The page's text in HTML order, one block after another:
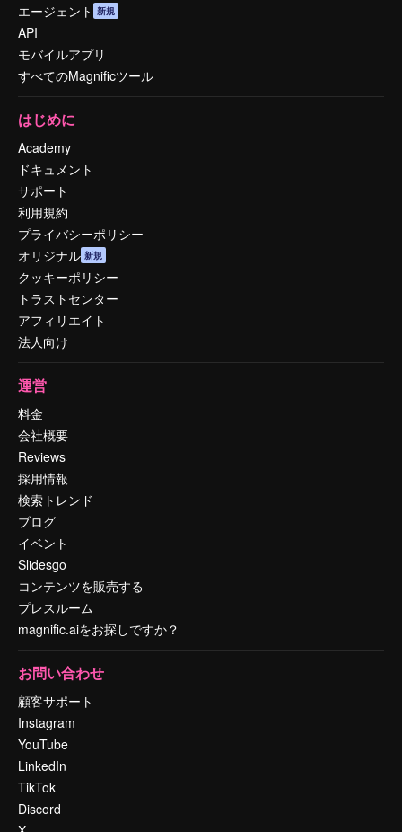
エージェント 新規
API
モバイルアプリ
すべてのMagnificツール
はじめに
Academy
ドキュメント
サポート
利用規約
プライバシーポリシー
オリジナル 新規
クッキーポリシー
トラストセンター
アフィリエイト
法人向け
運営
料金
会社概要
Reviews
採用情報
検索トレンド
ブログ
イベント
Slidesgo
コンテンツを販売する
プレスルーム
magnific.aiをお探しですか？
お問い合わせ
顧客サポート
Instagram
YouTube
LinkedIn
TikTok
Discord